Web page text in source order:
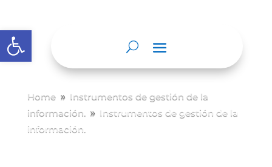
Abrir barra de herramientas
Home 9 Instrumentos de gestión de la
información.
9 Instrumentos de gestión de la
información.